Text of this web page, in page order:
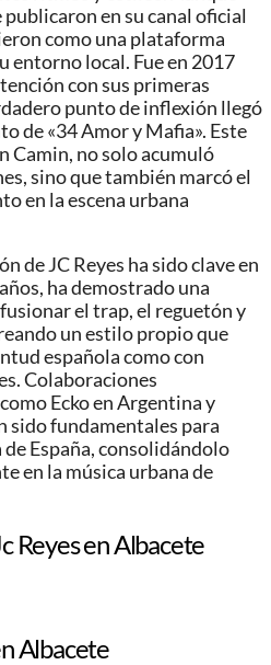
en su canal oficial
como una plataforma
entorno local. Fue en 2017
con sus primeras
punto de inflexión llegó
de «34 Amor y Mafia». Este
Camin, no solo acumuló
sino que también marcó el
en la escena urbana
de JC Reyes ha sido clave en
ha demostrado una
el trap, el reguetón y
un estilo propio que
española como con
Colaboraciones
Ecko en Argentina y
sido fundamentales para
España, consolidándolo
en la música urbana de
Reyes en Albacete
Albacete